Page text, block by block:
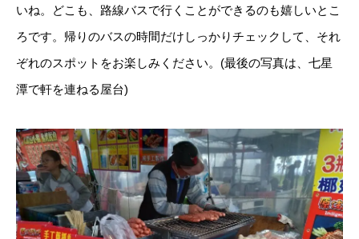
いね。どこも、路線バスで行くことができるのも嬉しいとこ
ろです。帰りのバスの時間だけしっかりチェックして、それ
ぞれのスポットをお楽しみください。(最後の写真は、七星
潭で軒を連ねる屋台)